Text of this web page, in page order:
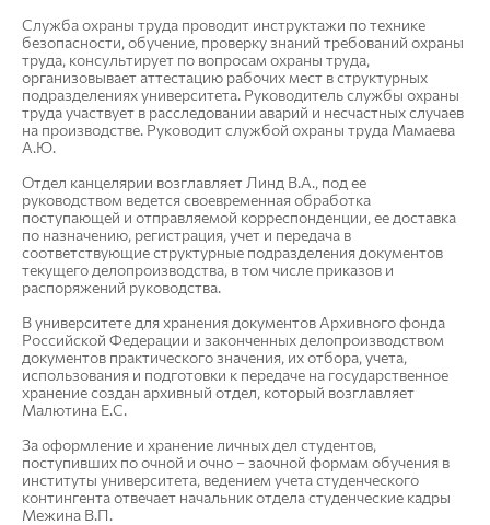
Служба охраны труда проводит инструктажи по технике
безопасности, обучение, проверку знаний требований охраны
труда, консультирует по вопросам охраны труда,
организовывает аттестацию рабочих мест в структурных
подразделениях университета. Руководитель службы охраны
труда участвует в расследовании аварий и несчастных случаев
на производстве. Руководит службой охраны труда Мамаева
А.Ю.
Отдел канцелярии возглавляет Линд В.А., под ее
руководством ведется своевременная обработка
поступающей и отправляемой корреспонденции, ее доставка
по назначению, регистрация, учет и передача в
соответствующие структурные подразделения документов
текущего делопроизводства, в том числе приказов и
распоряжений руководства.
В университете для хранения документов Архивного фонда
Российской Федерации и законченных делопроизводством
документов практического значения, их отбора, учета,
использования и подготовки к передаче на государственное
хранение создан архивный отдел, который возглавляет
Малютина Е.С.
За оформление и хранение личных дел студентов,
поступивших по очной и очно – заочной формам обучения в
институты университета, ведением учета студенческого
контингента отвечает начальник отдела студенческие кадры
Межина В.П.